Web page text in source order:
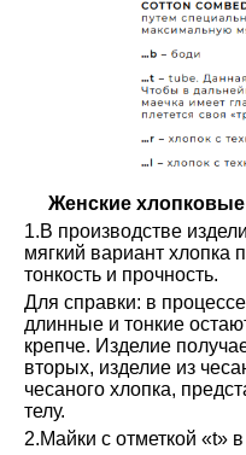
Женские хлопковые
1.В производстве
мягкий вариант хлопка
тонкость и прочность.
Для справки: в
длинные и тонкие
крепче. Изделие
вторых, изделие из
чесаного хлопка,
телу.
2.Майки с отметкой «t»